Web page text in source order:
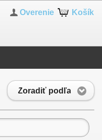
Košík
Overenie
Zoradiť podľa